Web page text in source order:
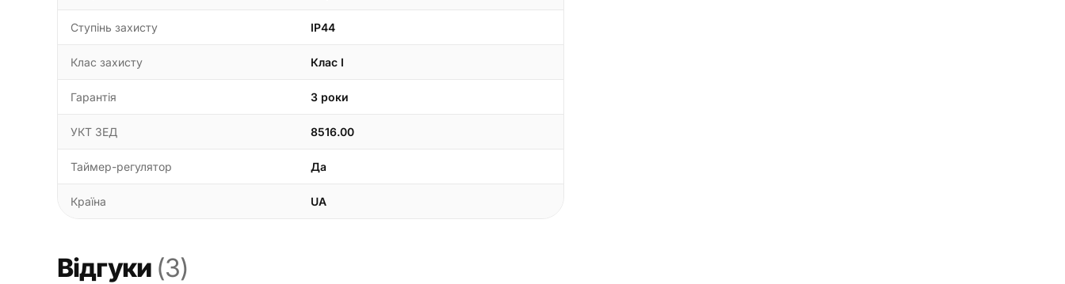
Ступінь захисту IP44
Клас захисту Клас I
Гарантія 3 роки
УКТ ЗЕД 8516.00
Таймер-регулятор Да
Країна UA
Відгуки (3)